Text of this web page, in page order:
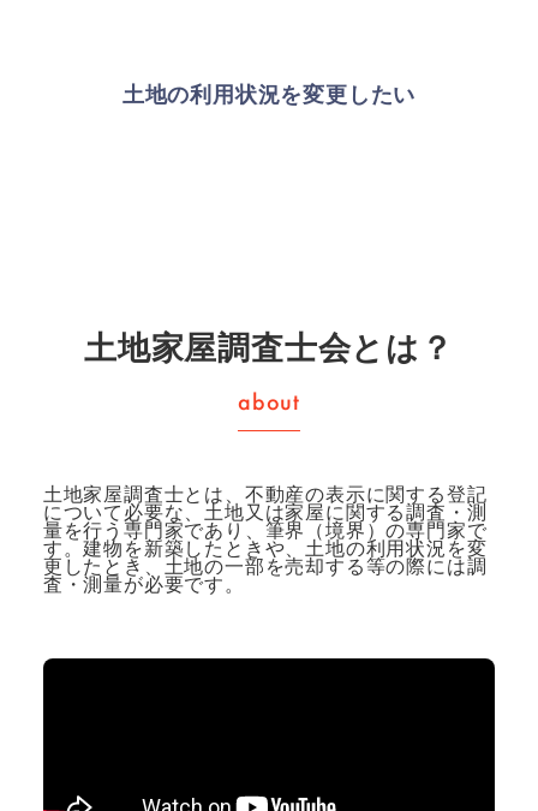
土地の利用状況を変更したい
土地家屋調査士会とは？
土地家屋調査士とは、不動産の表示に関する登記
について必要な、土地又は家屋に関する調査・測
量を行う専門家であり、筆界（境界）の専門家で
す。建物を新築したときや、土地の利用状況を変
更したとき、土地の一部を売却する等の際には調
査・測量が必要です。